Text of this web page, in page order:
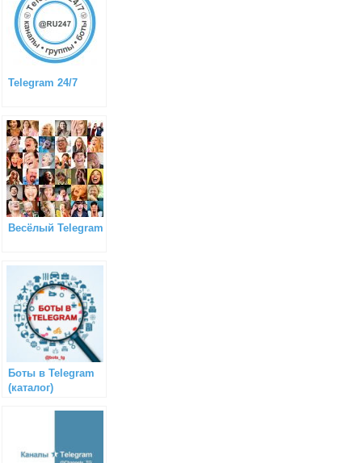
Telegram 24/7
Весёлый Telegram
Боты в Telegram
(каталог)